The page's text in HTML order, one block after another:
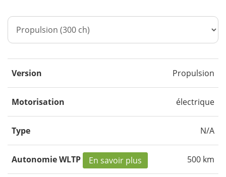
Version Propulsion
Motorisation électrique
Type N/A
Autonomie WLTP En savoir plus 500 km